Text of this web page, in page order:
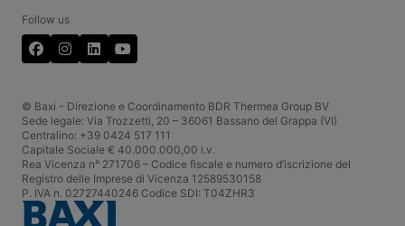
CRM Portale Agenzie
FAQ
InBaxi - Portale Aziendale
Servizio Clienti
Cookies
Codice etico
Follow us
Facebook
LinkedIn
YouTube
© Baxi - Direzione e Coordinamento BDR Thermea Group BV
Sede legale: Via Trozzetti, 20 – 36061 Bassano del Grappa (VI)
Centralino: +39 0424 517 111
Capitale Sociale € 40.000.000,00 i.v.
Rea Vicenza n° 271706 – Codice fiscale e numero d’iscrizione del
Registro delle Imprese di Vicenza 12589530158
P. IVA n. 02727440246 Codice SDI: T04ZHR3